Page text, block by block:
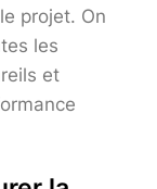
projet. On
les
et